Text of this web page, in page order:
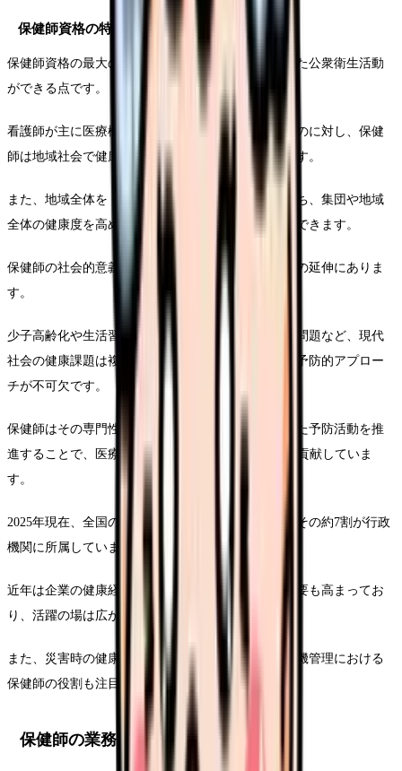
保健師資格の特徴と社会的意義
保健師資格の最大の特徴は、「予防」に重点を置いた公衆衛生活動
ができる点です。
看護師が主に医療機関で患者の治療をサポートするのに対し、保健
師は地域社会で健康問題の予防と解決に取り組みます。
また、地域全体を「対象者」として捉える視点を持ち、集団や地域
全体の健康度を高めるための施策を展開することができます。
保健師の社会的意義は、健康格差の縮小と健康寿命の延伸にありま
す。
少子高齢化や生活習慣病の増加、メンタルヘルスの問題など、現代
社会の健康課題は複雑化しており、治療だけでなく予防的アプロー
チが不可欠です。
保健師はその専門性を活かし、エビデンスに基づいた予防活動を推
進することで、医療費の適正化や住民のQOL向上に貢献していま
す。
2025年現在、全国の保健師数は約5万3千人であり、その約7割が行政
機関に所属しています。
近年は企業の健康経営推進に伴い、産業保健師の需要も高まってお
り、活躍の場は広がりつつあります。
また、災害時の健康支援や感染症対策など、健康危機管理における
保健師の役割も注目されています。
保健師の業務範囲と活動領域